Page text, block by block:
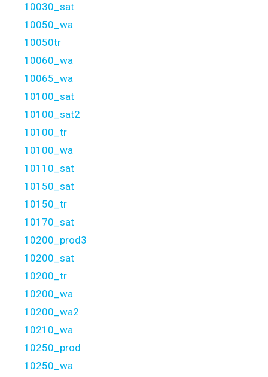
10030_sat
10050_wa
10050tr
10060_wa
10065_wa
10100_sat
10100_sat2
10100_tr
10100_wa
10110_sat
10150_sat
10150_tr
10170_sat
10200_prod3
10200_sat
10200_tr
10200_wa
10200_wa2
10210_wa
10250_prod
10250_wa